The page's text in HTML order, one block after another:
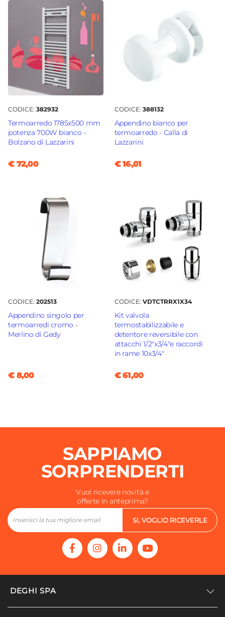
CODICE: 382932
Termoarredo 1785x500 mm
potenza 700W bianco -
Bolzano di Lazzarini
€ 72,00
CODICE: 388132
Appendino bianco per
termoarredo - Calla di
Lazzarini
€ 16,01
CODICE: 202513
Appendino singolo per
termoarredi cromo -
Merlino di Gedy
€ 8,00
CODICE: VDTCTRRX1X34
Kit valvola
termostabilizzabile e
detentore reversibile con
attacchi 1/2"x3/4"e raccordi
in rame 10x3/4"
€ 61,00
SAPPIAMO
SORPRENDERTI
Vuoi ricevere novità e
offerte in anteprima?
SI, VOGLIO RICEVERLE
DEGHI SPA